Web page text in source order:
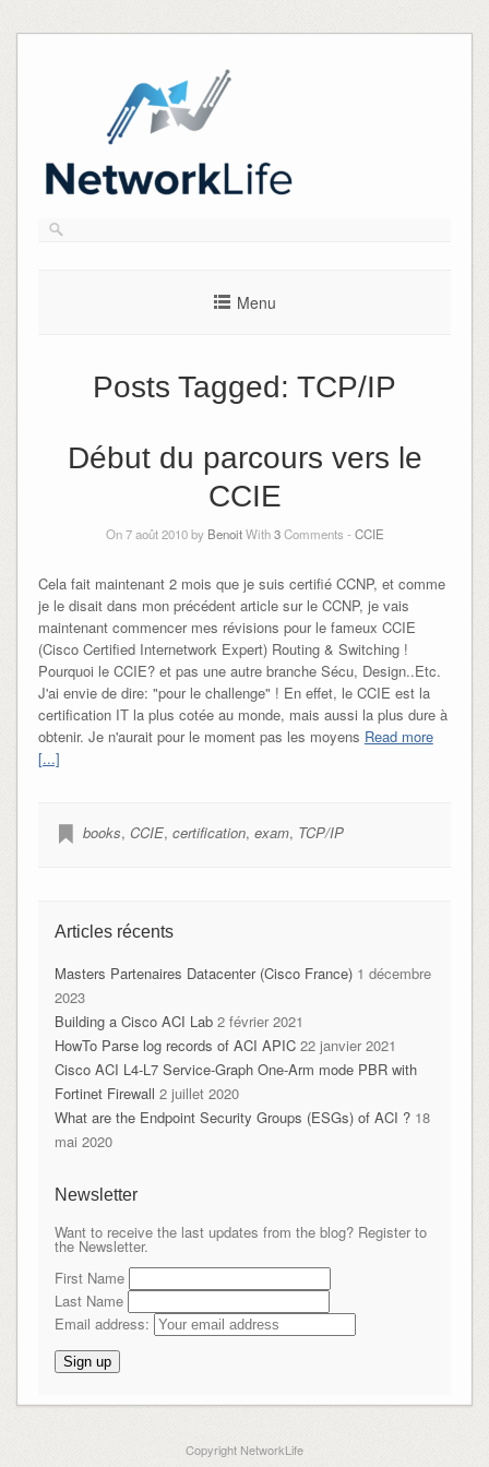
Menu
Posts Tagged: TCP/IP
Début du parcours vers le
CCIE
On 7 août 2010 by BenoitWith3Comments - CCIE
Cela fait maintenant 2 mois que je suis certifié CCNP, et comme
je le disait dans mon précédent article sur le CCNP, je vais
maintenant commencer mes révisions pour le fameux CCIE
(Cisco Certified Internetwork Expert) Routing & Switching !
Pourquoi le CCIE? et pas une autre branche Sécu, Design..Etc.
J'ai envie de dire: "pour le challenge" ! En effet, le CCIE est la
certification IT la plus cotée au monde, mais aussi la plus dure à
obtenir. Je n'aurait pour le moment pas les moyens Read more
[...]
books, CCIE, certification, exam, TCP/IP
Articles récents
Masters Partenaires Datacenter (Cisco France) 1 décembre
2023
Building a Cisco ACI Lab 2 février 2021
HowTo Parse log records of ACI APIC 22 janvier 2021
Cisco ACI L4-L7 Service-Graph One-Arm mode PBR with
Fortinet Firewall 2 juillet 2020
What are the Endpoint Security Groups (ESGs) of ACI ? 18
mai 2020
Newsletter
Want to receive the last updates from the blog? Register to
the Newsletter.
First Name
Last Name
Email address:
Copyright NetworkLife